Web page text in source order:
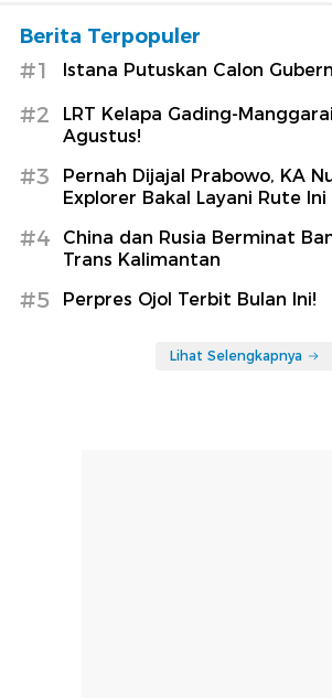
Berita Terpopuler
#1 Istana Putuskan Calon
#2
LRT Kelapa Gading-
Agustus!
#3
Pernah Dijajal Prabowo, KA
Explorer Bakal Layani Rute Ini
#4
China dan Rusia Berminat
Trans Kalimantan
#5 Perpres Ojol Terbit Bulan Ini!
Lihat Selengkapnya